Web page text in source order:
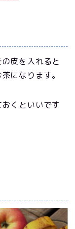
皮を入れると
になります。
くといいです